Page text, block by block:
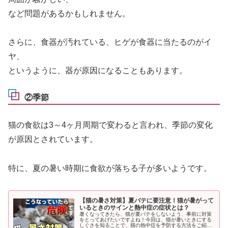
など問題があるかもしれません。
さらに、食器が汚れている、ヒゲが食器に当たるのがイ
ヤ、
というように、器が原因になることもあります。
②季節
猫の食欲は3～4ヶ月周期で変わると言われ、季節の変化
が原因とされています。
特に、夏の暑い時期に食欲が落ちる子が多いようです。
【猫の暑さ対策】夏バテに要注意！猫が暑がって
いるときのサインと熱中症の症状とは？
暑くなってきたら、猫が夏バテをしないよう、事前に対策
をとってあげたいですよね！今回は、猫が暑いときにする
しぐさを知ることで、猫の熱中症を予防する方法をご紹介